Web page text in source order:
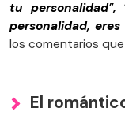
tu personalidad",
personalidad,
los comentarios
El